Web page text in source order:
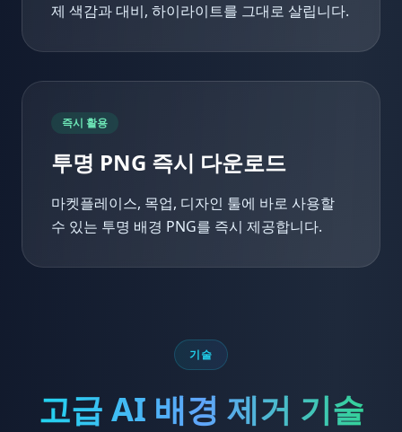
제 색감과 대비, 하이라이트를 그대로 살립니다.
즉시 활용
투명 PNG 즉시 다운로드
마켓플레이스, 목업, 디자인 툴에 바로 사용할
수 있는 투명 배경 PNG를 즉시 제공합니다.
기술
고급 AI 배경 제거 기술